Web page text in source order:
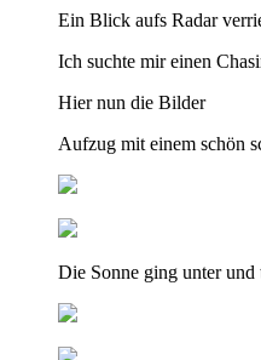
Ein Blick aufs Radar
Ich suchte mir einen
Hier nun die Bilder
Aufzug mit einem schön
Die Sonne ging unter und